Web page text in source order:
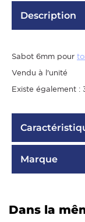
Description
Sabot 6mm pour
Vendu à l'unité
Existe également :
Marque
Dans la